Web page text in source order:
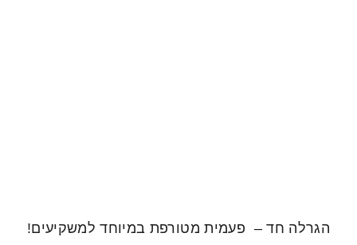
הגרלה חד – פעמית מטורפת במיוחד למשקיעים!